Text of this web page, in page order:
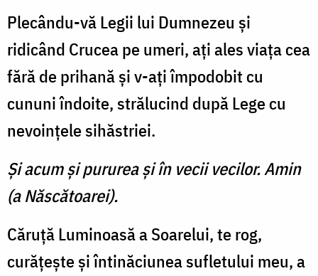
Plecându-vă Legii lui Dumnezeu şi
ridicând Crucea pe umeri, aţi ales viaţa cea
fără de prihană şi v-aţi împodobit cu
cununi îndoite, strălucind după Lege cu
nevoinţele sihăstriei.
Şi acum şi pururea şi în vecii vecilor. Amin
(a Născătoarei).
Căruţă Luminoasă a Soarelui, te rog,
curăţeşte şi întinăciunea sufletului meu, a